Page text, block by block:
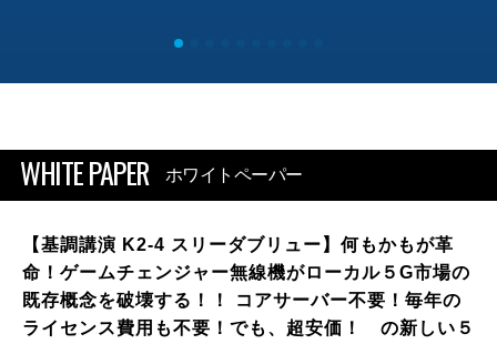
WHITE PAPER ホワイトペーパー
【基調講演 K2-4 スリーダブリュー】何もかもが革
命！ゲームチェンジャー無線機がローカル５G市場の
既存概念を破壊する！！ コアサーバー不要！毎年の
ライセンス費用も不要！でも、超安価！ の新しい５